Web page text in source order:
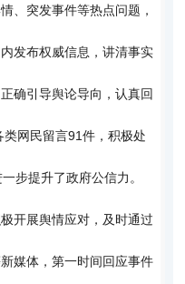
、突发事件等热点问题，
发布权威信息，讲清事实
确引导舆论导向，认真回
网民留言91件，积极处
步提升了政府公信力。
展舆情应对，及时通过
媒体，第一时间回应事件